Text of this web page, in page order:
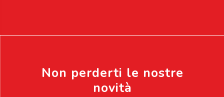
Non perderti le nostre
novità